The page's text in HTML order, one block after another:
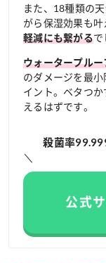
また、18種類の
がら保湿効果も
軽減にも繋がるで
ウォータープル
のダメージを最
イント。ベタつ
えるはずです。
殺菌率
公式